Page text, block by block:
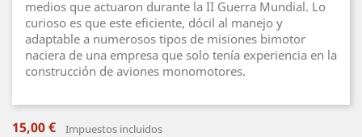
medios que actuaron durante la II Guerra Mundial. Lo
curioso es que este eficiente, dócil al manejo y
adaptable a numerosos tipos de misiones bimotor
naciera de una empresa que solo tenía experiencia en la
construcción de aviones monomotores.
15,00 € Impuestos incluidos